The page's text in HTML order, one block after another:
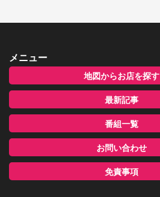
メニュー
地図からお店を探す
最新記事
番組一覧
お問い合わせ
免責事項